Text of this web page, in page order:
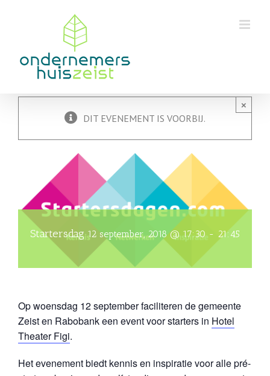
×
DIT EVENEMENT IS VOORBIJ.
Startersdag 12 september, 2018 @ 17:30- 21:45
Op woensdag 12 september faciliteren de gemeente
Zeist en Rabobank een event voor starters in Hotel
Theater Figi.
Het evenement biedt kennis en inspiratie voor alle pré-